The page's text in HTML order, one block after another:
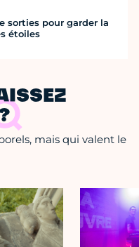
sorties pour garder la
étoiles
mais qui valent le